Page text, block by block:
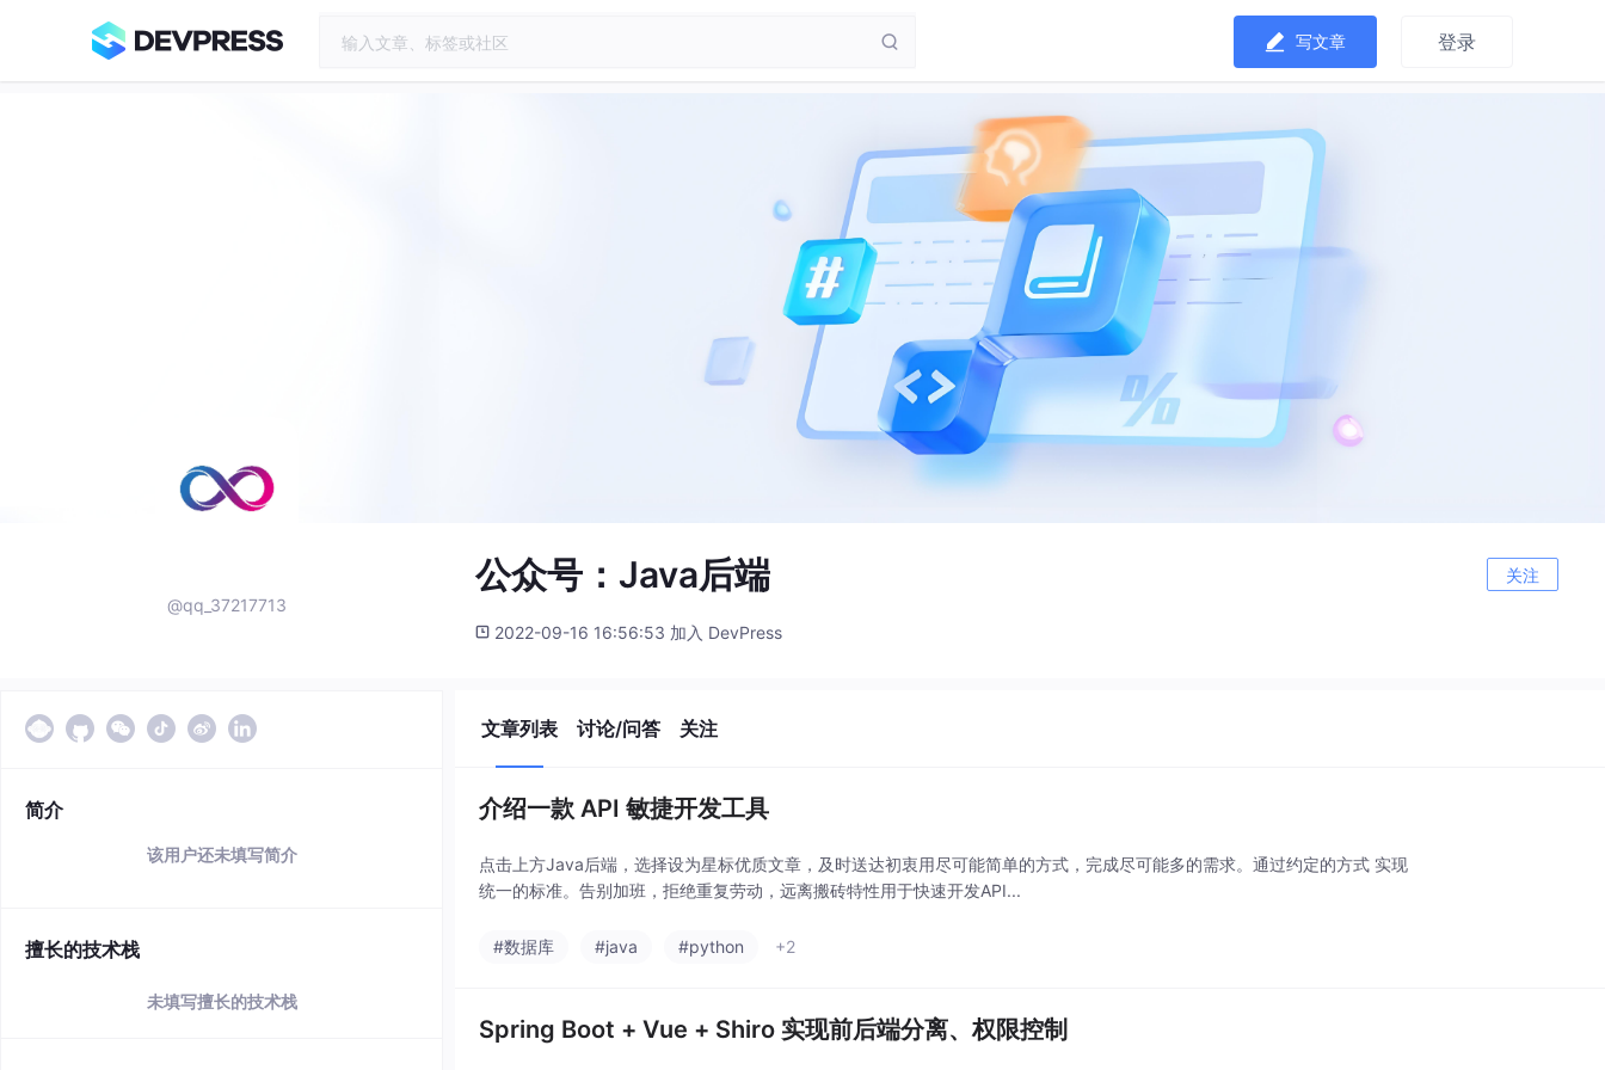
写文章 登录
@qq_37217713
公众号：Java后端 关注
2022-09-16 16:56:53 加入 DevPress
简介
该用户还未填写简介
擅长的技术栈
未填写擅长的技术栈
文章列表 讨论/问答 关注
介绍一款 API 敏捷开发工具
点击上方Java后端，选择设为星标优质文章，及时送达初衷用尽可能简单的方式，完成尽可能多的需求。通过约定的方式 实现
统一的标准。告别加班，拒绝重复劳动，远离搬砖特性用于快速开发API...
#数据库 #java #python +2
Spring Boot + Vue + Shiro 实现前后端分离、权限控制